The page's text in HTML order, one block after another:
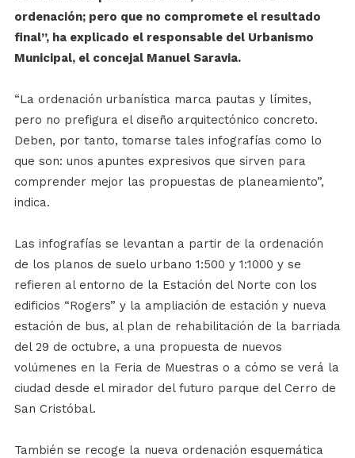
ordenación; pero que no compromete el resultado
final”, ha explicado el responsable del Urbanismo
Municipal, el concejal Manuel Saravia.
“La ordenación urbanística marca pautas y límites,
pero no prefigura el diseño arquitectónico concreto.
Deben, por tanto, tomarse tales infografías como lo
que son: unos apuntes expresivos que sirven para
comprender mejor las propuestas de planeamiento”,
indica.
Las infografías se levantan a partir de la ordenación
de los planos de suelo urbano 1:500 y 1:1000 y se
refieren al entorno de la Estación del Norte con los
edificios “Rogers” y la ampliación de estación y nueva
estación de bus, al plan de rehabilitación de la barriada
del 29 de octubre, a una propuesta de nuevos
volúmenes en la Feria de Muestras o a cómo se verá la
ciudad desde el mirador del futuro parque del Cerro de
San Cristóbal.
También se recoge la nueva ordenación esquemática